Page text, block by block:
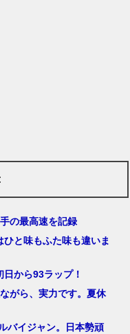
の最高速を記録
と味もふた味も違いま
から93ラップ！
がら、実力です。夏休
バイジャン。日本勢頑